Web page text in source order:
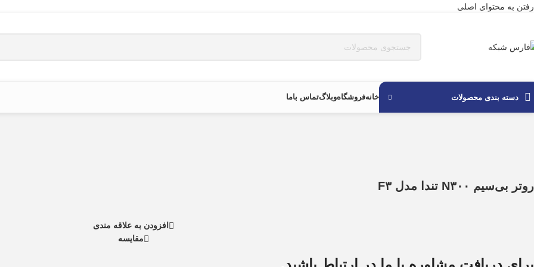
رفتن به محتوای اصلی
دسته بندی محصولات خانهفروشگاهوبلاگتماس باما
روتر بی‌سیم N۳۰۰ تندا مدل F۳
افزودن به علاقه مندی
مقایسه